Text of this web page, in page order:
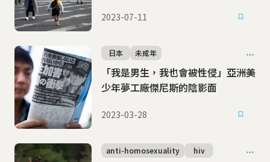
2023-07-11
「我是男生，我也會被性侵」亞洲美
少年夢工廠傑尼斯的陰影面
日本 未成年
2023-03-28
anti-homosexuality hiv